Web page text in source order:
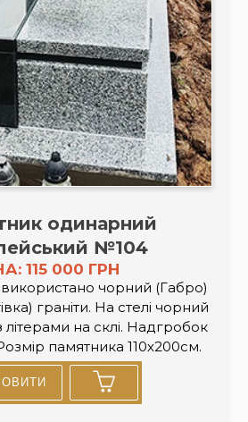
одинарний
№104
115 000 ГРН
чорний (Габро)
граніти. На стелі чорний
літерами на склі. Надгробок
памятника 110х200см.